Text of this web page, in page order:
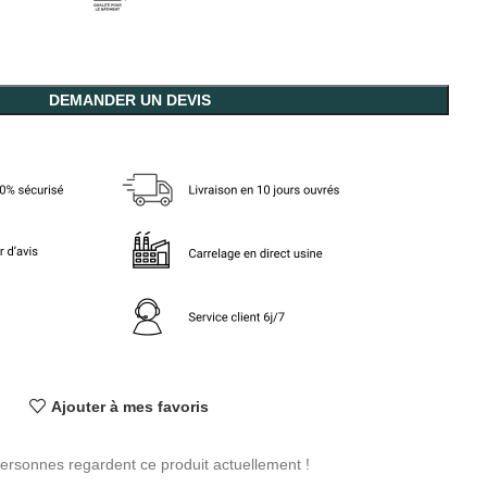
DEMANDER UN DEVIS
Ajouter à mes favoris
regardent ce produit actuellement !